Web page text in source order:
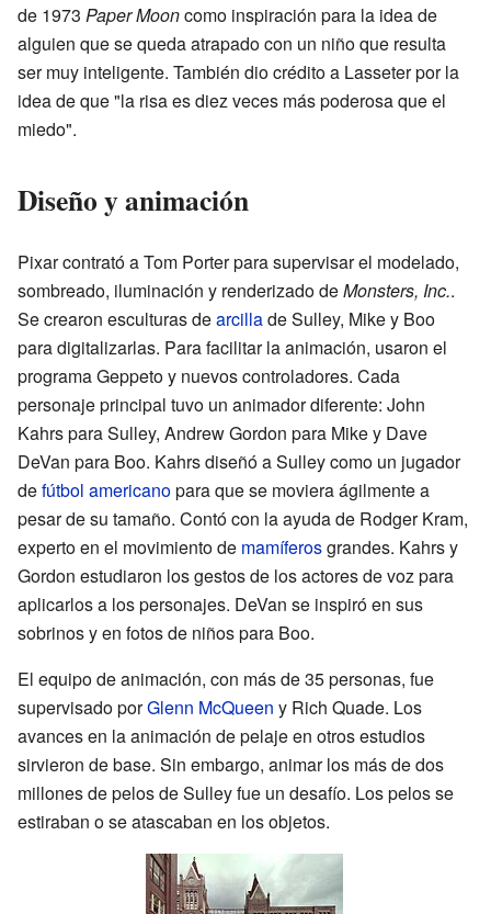
de 1973 Paper Mooncomo inspiración para la idea de
alguien que se queda atrapado con un niño que resulta
ser muy inteligente. También dio crédito a Lasseter por la
idea de que "la risa es diez veces más poderosa que el
miedo".
Diseño y animación
Pixar contrató a Tom Porter para supervisar el modelado,
sombreado, iluminación y renderizado deMonsters, Inc..
Se crearon esculturas dearcillade Sulley, Mike y Boo
para digitalizarlas. Para facilitar la animación, usaron el
programa Geppeto y nuevos controladores. Cada
personaje principal tuvo un animador diferente: John
Kahrs para Sulley, Andrew Gordon para Mike y Dave
DeVan para Boo. Kahrs diseñó a Sulley como un jugador
defútbol americanopara que se moviera ágilmente a
pesar de su tamaño. Contó con la ayuda de Rodger Kram,
experto en el movimiento de mamíferosgrandes. Kahrs y
Gordon estudiaron los gestos de los actores de voz para
aplicarlos a los personajes. DeVan se inspiró en sus
sobrinos y en fotos de niños para Boo.
El equipo de animación, con más de 35 personas, fue
supervisado porGlenn McQueen y Rich Quade. Los
avances en la animación de pelaje en otros estudios
sirvieron de base. Sin embargo, animar los más de dos
millones de pelos de Sulley fue un desafío. Los pelos se
estiraban o se atascaban en los objetos.